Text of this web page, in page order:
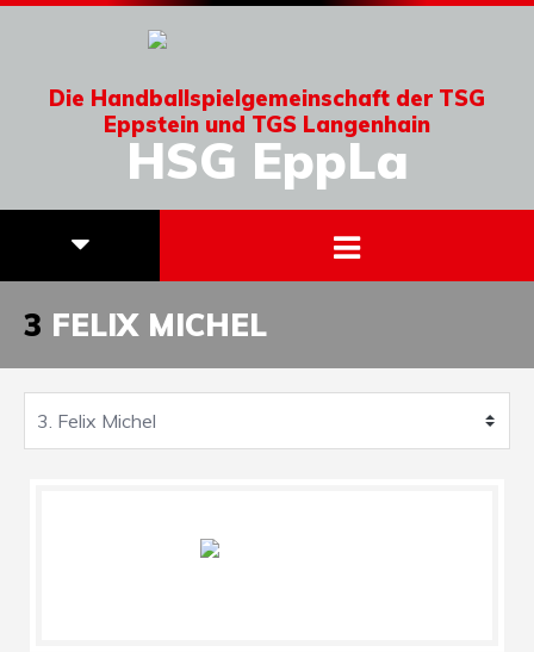
Die Handballspielgemeinschaft der TSG
Eppstein und TGS Langenhain
HSG EppLa
3 FELIX MICHEL